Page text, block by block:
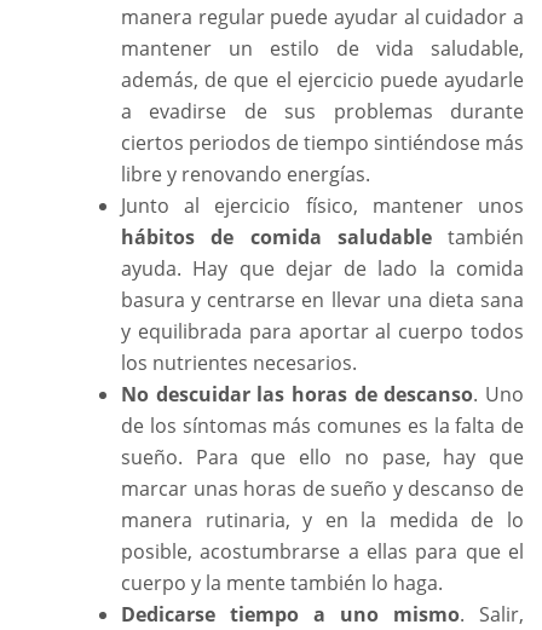
manera regular puede ayudar al cuidador a
mantener un estilo de vida saludable,
además, de que el ejercicio puede ayudarle
a evadirse de sus problemas durante
ciertos periodos de tiempo sintiéndose más
libre y renovando energías.
Junto al ejercicio físico, mantener unos
hábitos de comida saludabletambién
ayuda. Hay que dejar de lado la comida
basura y centrarse en llevar una dieta sana
y equilibrada para aportar al cuerpo todos
los nutrientes necesarios.
No descuidar las horas de descanso. Uno
de los síntomas más comunes es la falta de
sueño. Para que ello no pase, hay que
marcar unas horas de sueño y descanso de
manera rutinaria, y en la medida de lo
posible, acostumbrarse a ellas para que el
cuerpo y la mente también lo haga.
Dedicarse tiempo a uno mismo. Salir,